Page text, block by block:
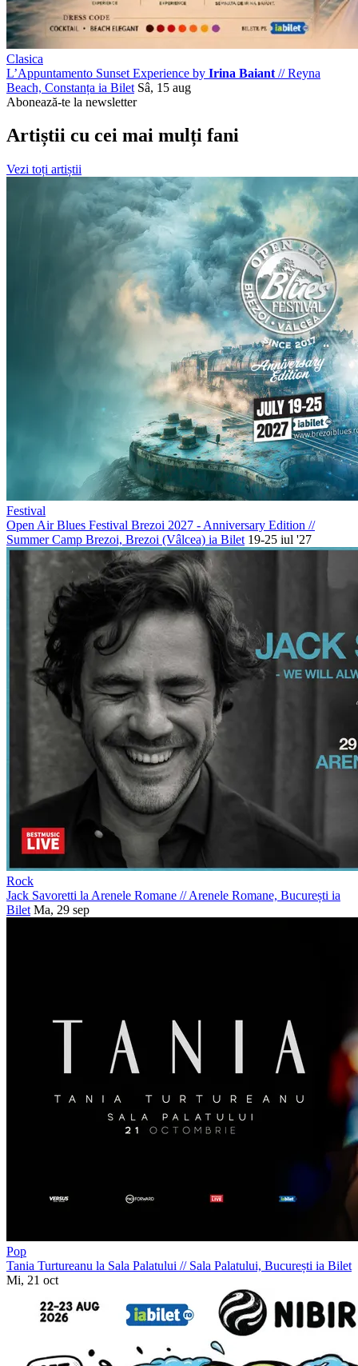
Clasica
L’Appuntamento Sunset Experience by Irina Baiant //Reyna
Beach, Constanța ia Bilet Sâ, 15 aug
Abonează-te la newsletter
Artiștii cu cei mai mulți fani
Vezi toți artiștii
Festival
Open Air Blues Festival Brezoi 2027 - Anniversary Edition //
Summer Camp Brezoi, Brezoi (Vâlcea) ia Bilet 19-25 iul '27
Rock
Jack Savoretti la Arenele Romane //Arenele Romane, București ia
Bilet Ma, 29 sep
Pop
Tania Turtureanu la Sala Palatului //Sala Palatului, București ia Bilet
Mi, 21 oct